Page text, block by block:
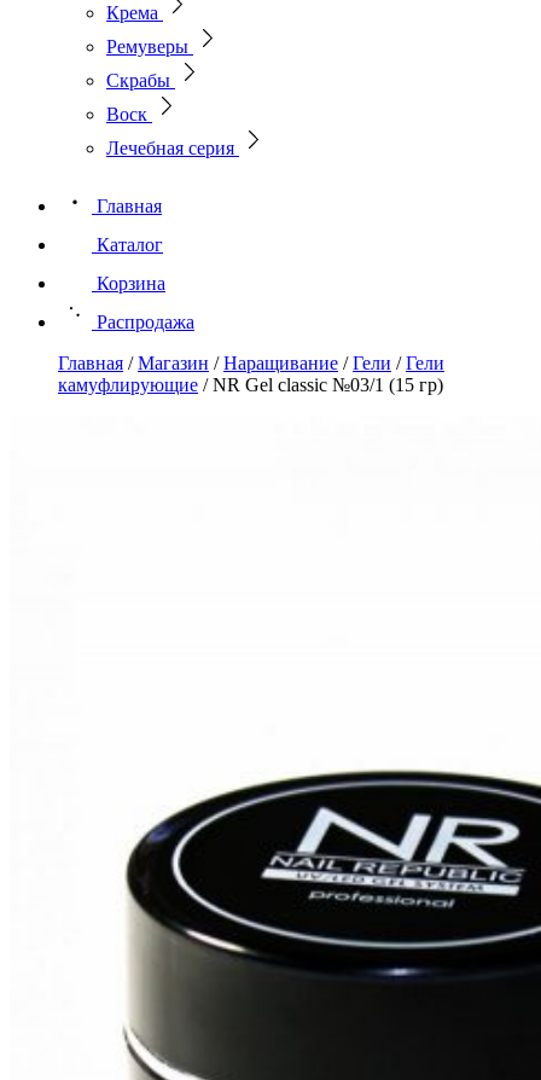
Крема
Ремуверы
Скрабы
Воск
Лечебная серия
Главная
Каталог
Корзина
Распродажа
Главная /Магазин /Наращивание /Гели /Гели
камуфлирующие /NR Gel classic №03/1 (15 гр)